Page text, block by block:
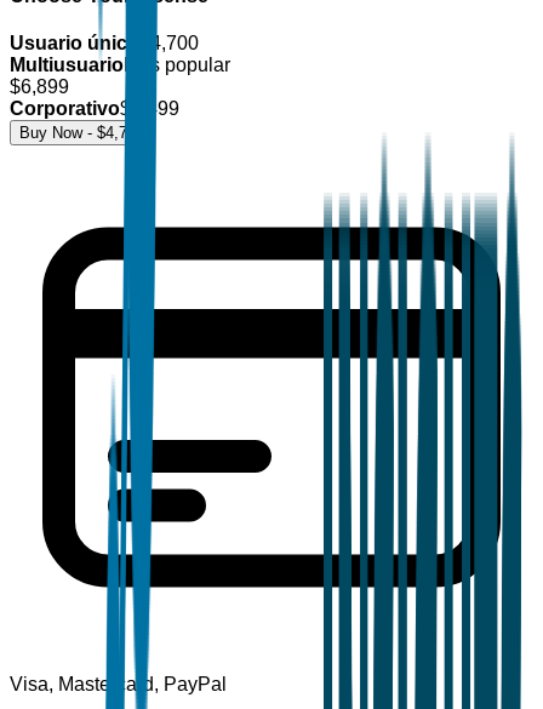
Usuario único
4,700
Multiusuario Más popular
$6,899
Corporativo$ 8,499
Buy Now - $4,700
Visa, Mastercard, PayPal